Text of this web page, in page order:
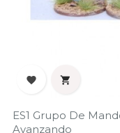
 
ES1 Grupo De
Avanzando